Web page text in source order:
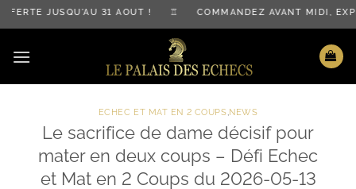
Passer
au
contenu
JUSQU'AU 31 AOÛT ! ♖ COMMANDEZ AVANT MIDI,
ECHEC ET MAT EN 2 COUPS,NEWS
Le sacrifice de dame décisif pour
mater en deux coups – Défi Echec
et Mat en 2 Coups du 2026-05-13